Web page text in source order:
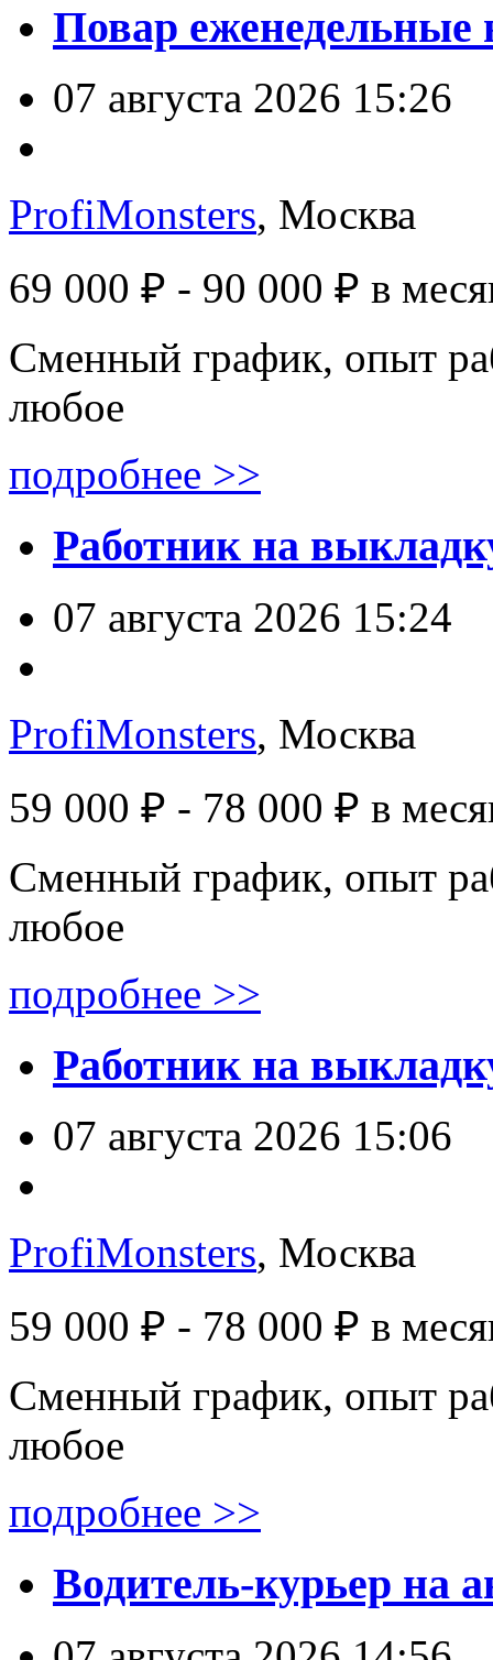
Повар
07 августа 2026 15:26
ProfiMonsters, Москва
69 000 ₽ - 90 000 ₽ в
Сменный график, опыт
любое
подробнее >>
Работник на
07 августа 2026 15:24
ProfiMonsters, Москва
59 000 ₽ - 78 000 ₽ в
Сменный график, опыт
любое
подробнее >>
Работник на
07 августа 2026 15:06
ProfiMonsters, Москва
59 000 ₽ - 78 000 ₽ в
Сменный график, опыт
любое
подробнее >>
Водитель-курьер на